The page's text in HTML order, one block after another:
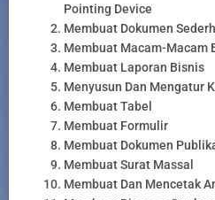
Pointing Device
Membuat Dokumen
Membuat Macam-Macam
Membuat Laporan Bisnis
Menyusun Dan Mengatur
Membuat Tabel
Membuat Formulir
Membuat Dokumen
Membuat Surat Massal
Membuat Dan Mencetak